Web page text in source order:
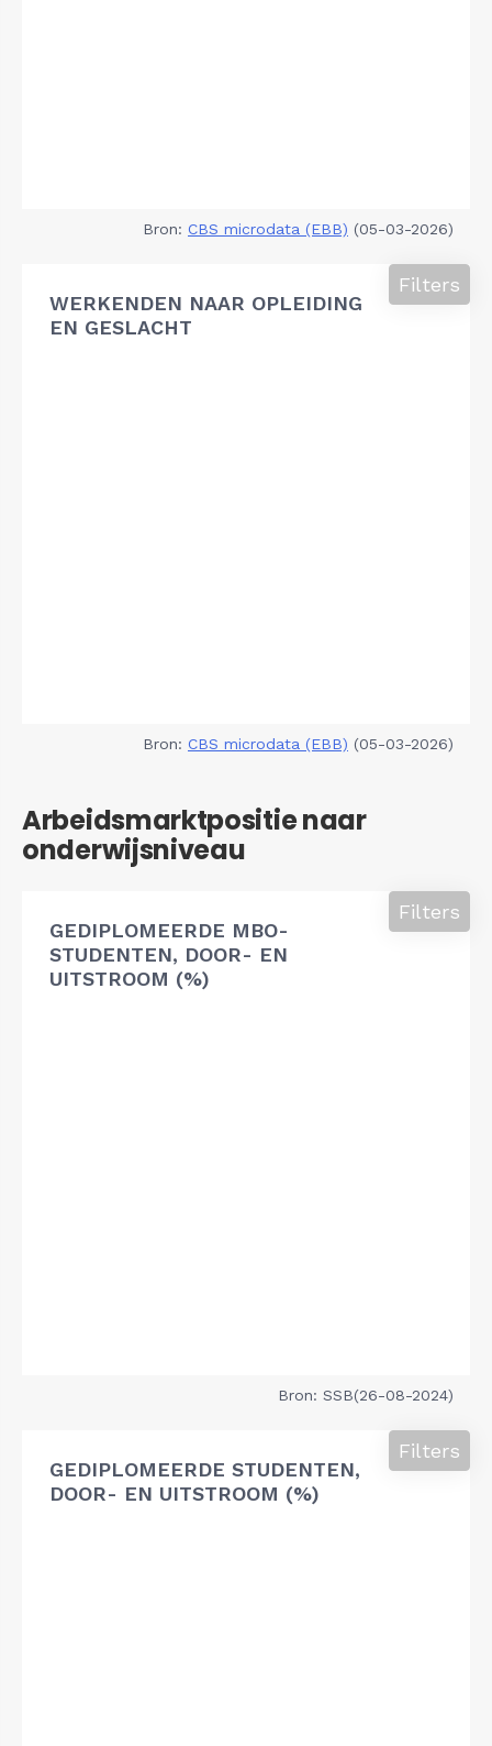
Bron: CBS microdata (EBB) (05-03-2026)
WERKENDEN NAAR OPLEIDING
EN GESLACHT
Filters
Bron: CBS microdata (EBB) (05-03-2026)
Arbeidsmarktpositie naar
onderwijsniveau
GEDIPLOMEERDE MBO-
STUDENTEN, DOOR- EN
UITSTROOM (%)
Filters
Bron: SSB(26-08-2024)
GEDIPLOMEERDE STUDENTEN,
DOOR- EN UITSTROOM (%)
Filters